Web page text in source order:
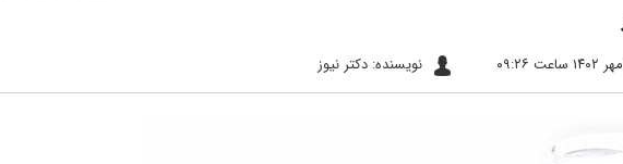
نویسنده: دکتر نیوز